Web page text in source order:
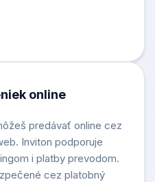
online
predávať online cez
Inviton podporuje
i platby prevodom.
cez platobný